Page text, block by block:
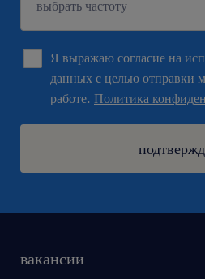
Я выражаю согласие на
данных с целью отправки
работе. Политика
вакансии